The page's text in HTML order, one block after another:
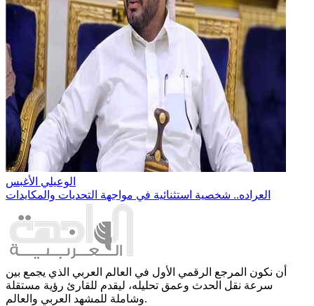
الوعيلي الأغبس
العراده.. شخصية استثنائية في مواجهة التحديات والمكايدات
أن نكون المرجع الرقمي الأول في العالم العربي الذي يجمع بين
سرعة نقل الحدث وعمق تحليله، ليقدم للقارئ رؤية مستقلة
وشاملة للمشهد العربي والعالم.